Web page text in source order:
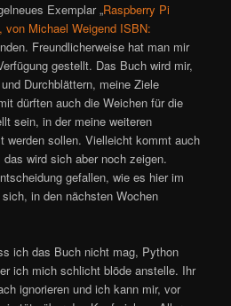
Exemplar „Raspberry Pi
Michael Weigend ISBN:
Freundlicherweise hat man mir
gestellt. Das Buch wird mir,
Durchblättern, meine Ziele
dürften auch die Weichen für die
sein, in der meine weiteren
werden sollen. Vielleicht kommt auch
wird sich aber noch zeigen.
gefallen, wie es hier im
in den nächsten Wochen
ich das Buch nicht mag, Python
ich mich schlicht blöde anstelle. Ihr
ignorieren und ich kann mir, vor